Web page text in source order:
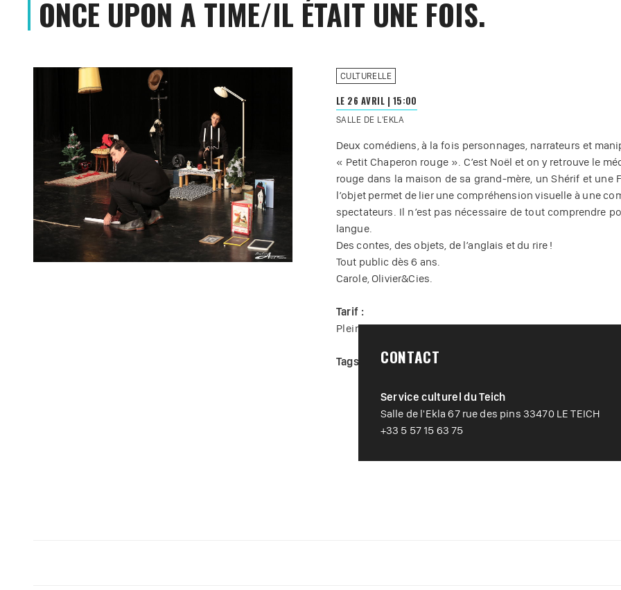
ONCE UPON A TIME/IL ÉTAIT UNE FOIS.
CULTURELLE
LE 26 AVRIL | 15:00
SALLE DE L'EKLA
Deux comédiens, à la fois personnages, narrateurs et
« Petit Chaperon rouge ». C’est Noël et on y retrouve le
rouge dans la maison de sa grand-mère, un Shérif et une
l’objet permet de lier une compréhension visuelle à une
spectateurs. Il n’est pas nécessaire de tout comprendre
langue.
Des contes, des objets, de l’anglais et du rire !
Tout public dès 6 ans.
Carole, Olivier&Cies.
Tarif :
Plein tarif : 5,00€ - tarif unique
Tags : Animations locales
CONTACT
Service culturel du Teich
Salle de l'Ekla 67 rue des pins 33470 LE TEICH
+33 5 57 15 63 75